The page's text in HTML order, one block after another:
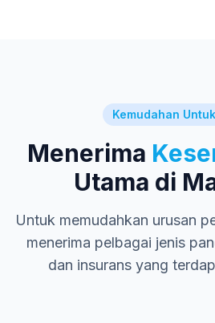
Kemudahan
Menerima
Utama di
Untuk memudahkan urusan
menerima pelbagai jenis
dan insurans yang